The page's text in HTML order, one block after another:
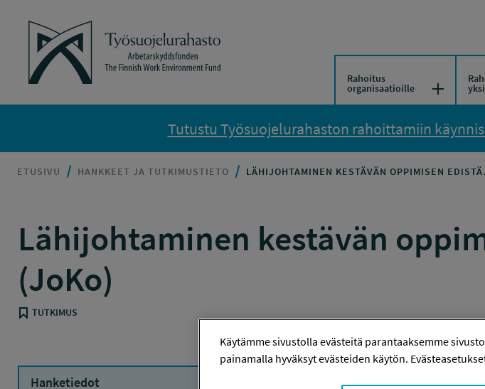
Työsuojelurahasto
Rahoitus
organisaatioille Avaa/
Tutustu Työsuojelurahaston rahoittamiin
ETUSIVU HANKKEET JA TUTKIMUSTIETO LÄHIJOHTAMINEN KESTÄVÄN OPPIMISEN
Lähijohtaminen kestävän
(JoKo)
TUTKIMUS
Hanketiedot
Käytämme sivustolla evästeitä parantaaksemme
painamalla hyväksyt evästeiden käytön.